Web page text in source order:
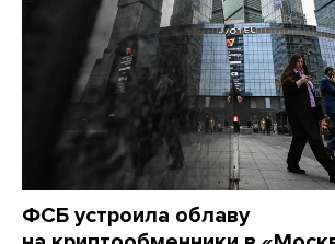
ФСБ устроила облаву